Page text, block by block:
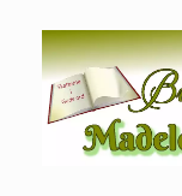
content